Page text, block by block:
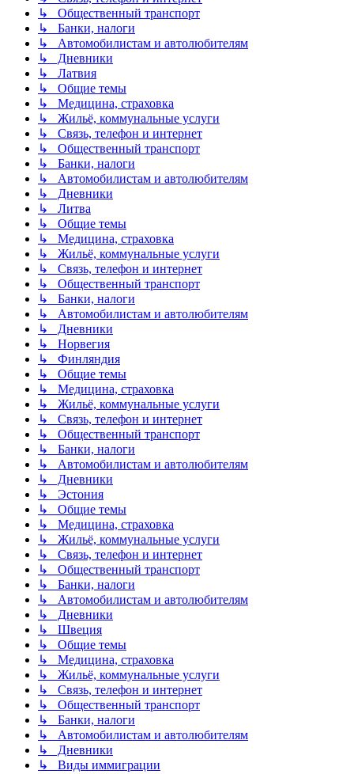
↳ Общественный транспорт
↳ Банки, налоги
↳ Автомобилистам и автолюбителям
↳ Дневники
↳ Латвия
↳ Общие темы
↳ Медицина, страховка
↳ Жильё, коммунальные услуги
↳ Связь, телефон и интернет
↳ Общественный транспорт
↳ Банки, налоги
↳ Автомобилистам и автолюбителям
↳ Дневники
↳ Литва
↳ Общие темы
↳ Медицина, страховка
↳ Жильё, коммунальные услуги
↳ Связь, телефон и интернет
↳ Общественный транспорт
↳ Банки, налоги
↳ Автомобилистам и автолюбителям
↳ Дневники
↳ Норвегия
↳ Финляндия
↳ Общие темы
↳ Медицина, страховка
↳ Жильё, коммунальные услуги
↳ Связь, телефон и интернет
↳ Общественный транспорт
↳ Банки, налоги
↳ Автомобилистам и автолюбителям
↳ Дневники
↳ Эстония
↳ Общие темы
↳ Медицина, страховка
↳ Жильё, коммунальные услуги
↳ Связь, телефон и интернет
↳ Общественный транспорт
↳ Банки, налоги
↳ Автомобилистам и автолюбителям
↳ Дневники
↳ Швеция
↳ Общие темы
↳ Медицина, страховка
↳ Жильё, коммунальные услуги
↳ Связь, телефон и интернет
↳ Общественный транспорт
↳ Банки, налоги
↳ Автомобилистам и автолюбителям
↳ Дневники
↳ Виды иммиграции